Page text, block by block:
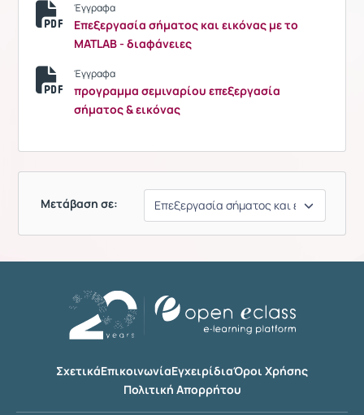
Έγγραφα
Επεξεργασία σήματος και εικόνας με το
MATLAB - διαφάνειες
Έγγραφα
προγραμμα σεμιναρίου επεξεργασία
σήματος & εικόνας
Μετάβαση σε:
ΣχετικάΕπικοινωνίαΕγχειρίδιαΌροι Χρήσης
Πολιτική Απορρήτου